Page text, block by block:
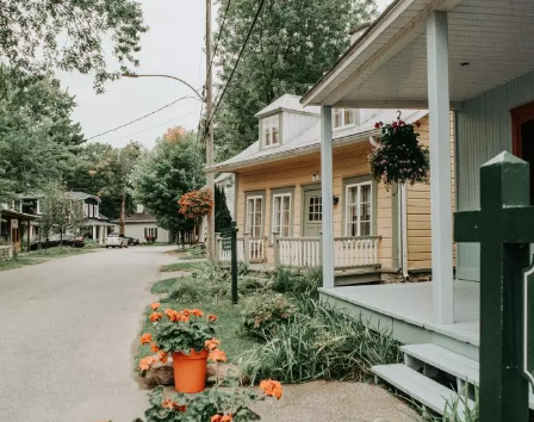
Vieux-Québec
Incontournables
7 expériences gourmandes
Où dormir?
Forfaits et rabais